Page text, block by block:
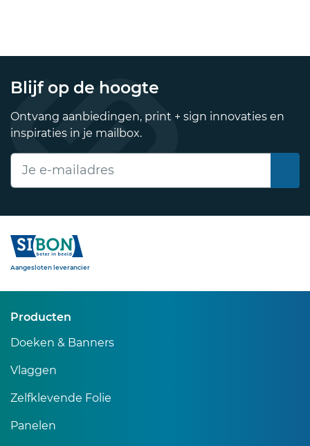
Blijf op de hoogte
Ontvang aanbiedingen, print + sign innovaties en
inspiraties in je mailbox.
E-mailadres
Sibon
Aangesloten leverancier
Producten
Doeken & Banners
Vlaggen
Zelfklevende Folie
Panelen